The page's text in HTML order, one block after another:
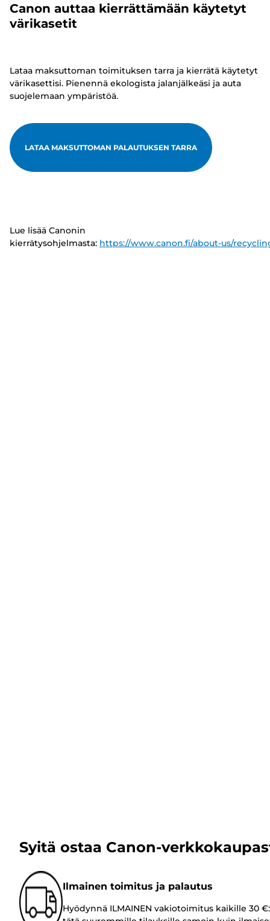
Canon auttaa kierrättämään käytetyt
värikasetit
Lataa maksuttoman toimituksen tarra ja kierrätä käytetyt
värikasettisi. Pienennä ekologista jalanjälkeäsi ja auta
suojelemaan ympäristöä.
LATAA MAKSUTTOMAN PALAUTUKSEN TARRA
Lue lisää Canonin
kierrätysohjelmasta: https://www.canon.fi/about-us/
Syitä ostaa Canon-
Ilmainen toimitus ja palautus
Hyödynnä ILMAINEN vakiotoimitus kaikille 30